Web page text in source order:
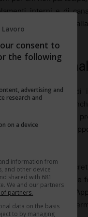
interni e di
a partire
su
datore di lavoro di
limiti ben precisi.
continua o in una
notturne nel
immediata.
rispettare i tempi e le
su
su orario, ferie,
consent to
the following
advertising and
research and
on a device
information from
and other device
shared with 681
We and our partners
of partners.
data on the basis
to by managing